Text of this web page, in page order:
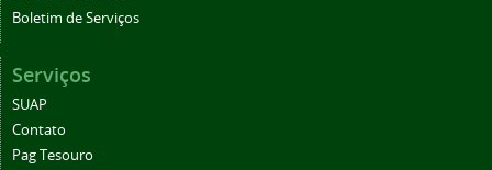
Boletim de Serviços
Serviços
SUAP
Contato
Pag Tesouro